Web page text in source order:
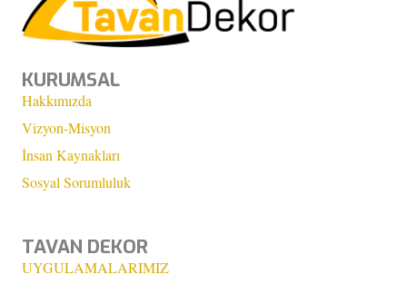
KURUMSAL
Hakkımızda
Vizyon-Misyon
İnsan Kaynakları
Sosyal Sorumluluk
TAVAN DEKOR
UYGULAMALARIMIZ